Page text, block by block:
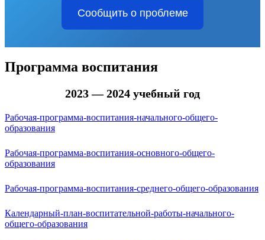
Сообщить о проблеме
Программа воспитания
2023 — 2024 учебный год
Рабочая-программа-воспитания-начального-общего-
образования
Рабочая-программа-воспитания-основного-общего-
образования
Рабочая-программа-воспитания-среднего-общего-образования
Календарный-план-воспитательной-работы-начального-
общего-образования